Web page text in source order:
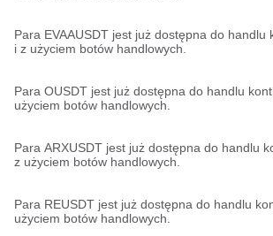
Para EVAAUSDT jest już dostępna do handlu
i z użyciem botów handlowych.
Para OUSDT jest już dostępna do handlu
użyciem botów handlowych.
Para ARXUSDT jest już dostępna do handlu
z użyciem botów handlowych.
Para REUSDT jest już dostępna do handlu
użyciem botów handlowych.